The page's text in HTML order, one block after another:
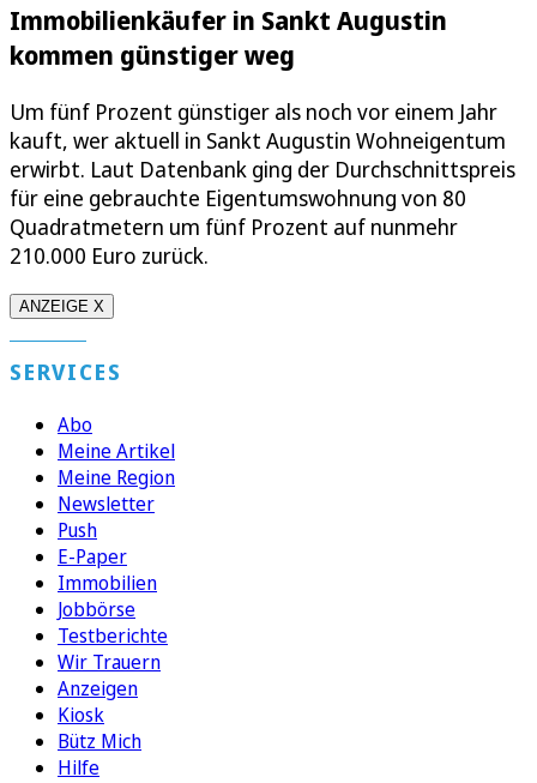
Immobilienkäufer in Sankt Augustin
kommen günstiger weg
Um fünf Prozent günstiger als noch vor einem Jahr
kauft, wer aktuell in Sankt Augustin Wohneigentum
erwirbt. Laut Datenbank ging der Durchschnittspreis
für eine gebrauchte Eigentumswohnung von 80
Quadratmetern um fünf Prozent auf nunmehr
210.000 Euro zurück.
ANZEIGE X
SERVICES
Abo
Meine Artikel
Meine Region
Newsletter
Push
E-Paper
Immobilien
Jobbörse
Testberichte
Wir Trauern
Anzeigen
Kiosk
Bütz Mich
Hilfe